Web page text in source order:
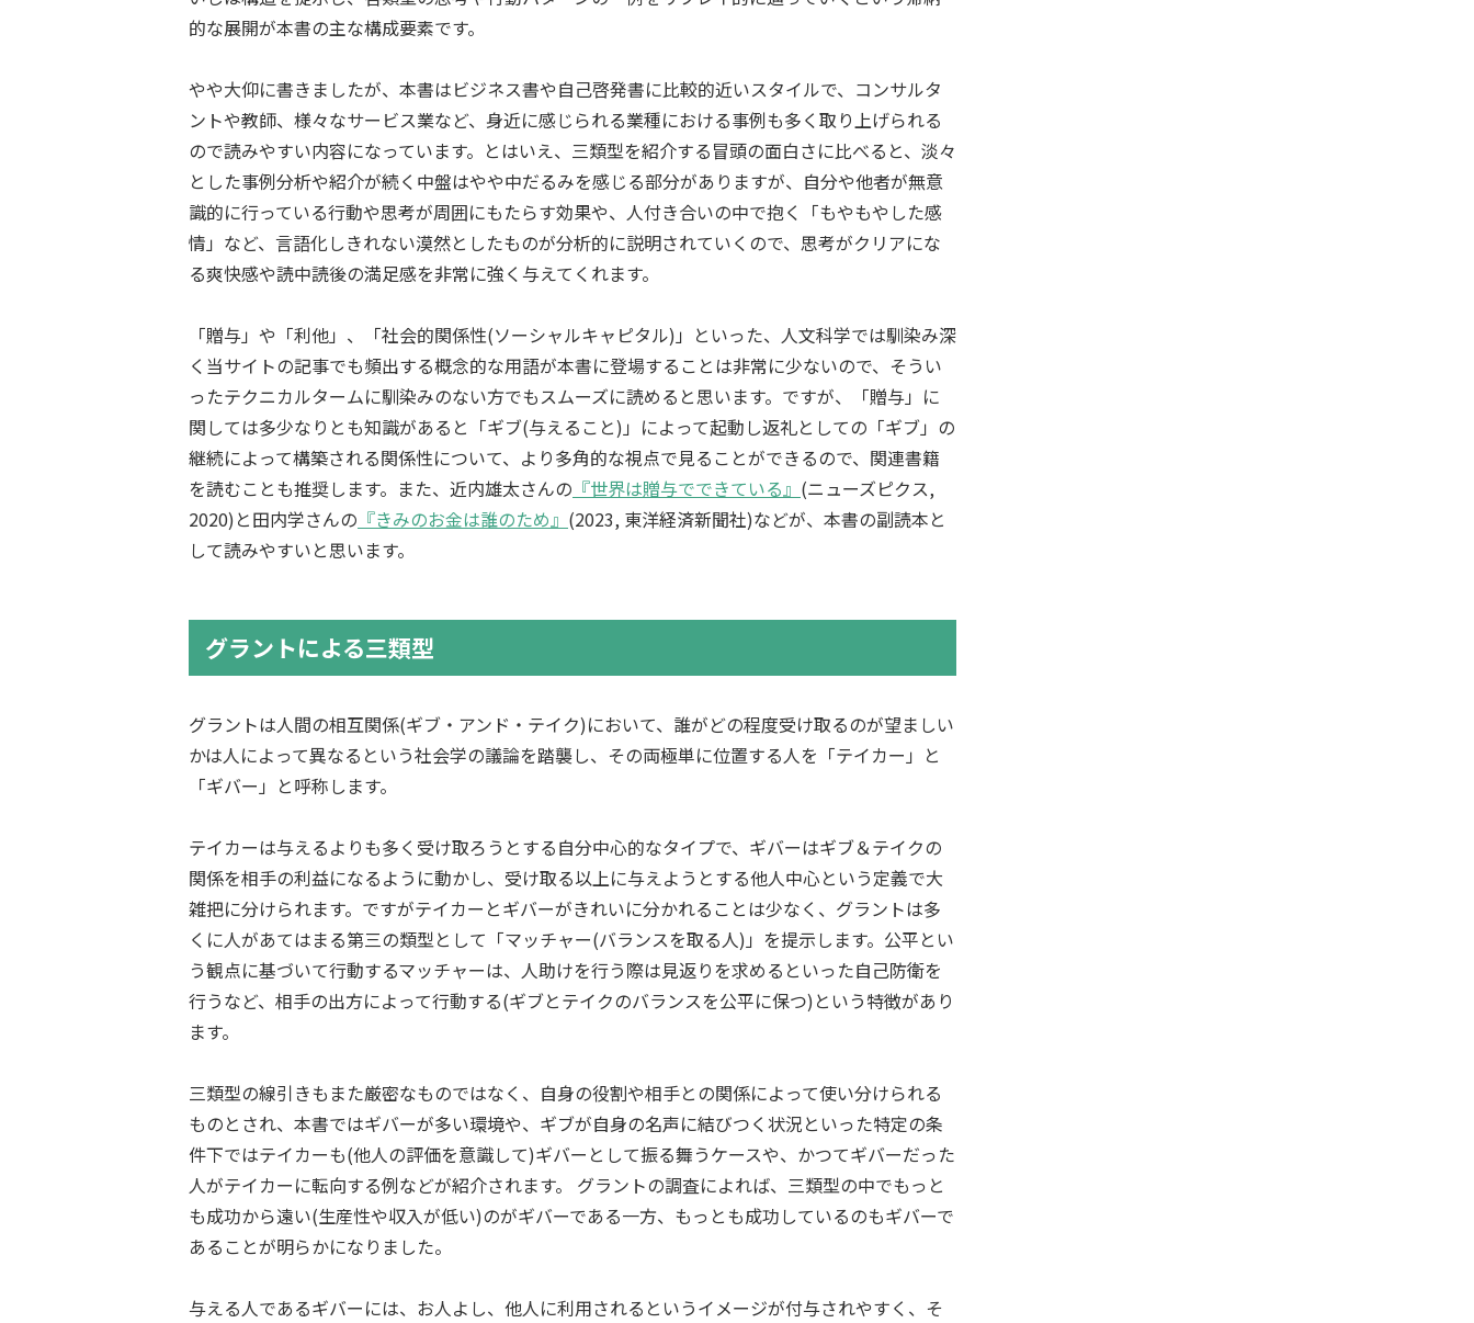
的な展開が本書の主な構成要素です。
やや大仰に書きましたが、本書はビジネス書や自己啓発書に比較的近いスタイルで、コンサルタ
ントや教師、様々なサービス業など、身近に感じられる業種における事例も多く取り上げられる
ので読みやすい内容になっています。とはいえ、三類型を紹介する冒頭の面白さに比べると、淡々
とした事例分析や紹介が続く中盤はやや中だるみを感じる部分がありますが、自分や他者が無意
識的に行っている行動や思考が周囲にもたらす効果や、人付き合いの中で抱く「もやもやした感
情」など、言語化しきれない漠然としたものが分析的に説明されていくので、思考がクリアにな
る爽快感や読中読後の満足感を非常に強く与えてくれます。
「贈与」や「利他」、「社会的関係性(ソーシャルキャピタル)」といった、人文科学では馴染み深
く当サイトの記事でも頻出する概念的な用語が本書に登場することは非常に少ないので、そうい
ったテクニカルタームに馴染みのない方でもスムーズに読めると思います。ですが、「贈与」に
関しては多少なりとも知識があると「ギブ(与えること)」によって起動し返礼としての「ギブ」の
継続によって構築される関係性について、より多角的な視点で見ることができるので、関連書籍
を読むことも推奨します。また、近内雄太さんの 『世界は贈与でできている』 (ニューズピクス,
2020)と田内学さんの 『きみのお金は誰のため』 (2023, 東洋経済新聞社)などが、本書の副読本と
して読みやすいと思います。
グラントによる三類型
グラントは人間の相互関係(ギブ・アンド・テイク)において、誰がどの程度受け取るのが望ましい
かは人によって異なるという社会学の議論を踏襲し、その両極単に位置する人を「テイカー」と
「ギバー」と呼称します。
テイカーは与えるよりも多く受け取ろうとする自分中心的なタイプで、ギバーはギブ＆テイクの
関係を相手の利益になるように動かし、受け取る以上に与えようとする他人中心という定義で大
雑把に分けられます。ですがテイカーとギバーがきれいに分かれることは少なく、グラントは多
くに人があてはまる第三の類型として「マッチャー(バランスを取る人)」を提示します。公平とい
う観点に基づいて行動するマッチャーは、人助けを行う際は見返りを求めるといった自己防衛を
行うなど、相手の出方によって行動する(ギブとテイクのバランスを公平に保つ)という特徴があり
ます。
三類型の線引きもまた厳密なものではなく、自身の役割や相手との関係によって使い分けられる
ものとされ、本書ではギバーが多い環境や、ギブが自身の名声に結びつく状況といった特定の条
件下ではテイカーも(他人の評価を意識して)ギバーとして振る舞うケースや、かつてギバーだった
人がテイカーに転向する例などが紹介されます。 グラントの調査によれば、三類型の中でもっと
も成功から遠い(生産性や収入が低い)のがギバーである一方、もっとも成功しているのもギバーで
あることが明らかになりました。
与える人であるギバーには、お人よし、他人に利用されるというイメージが付与されやすく、そ